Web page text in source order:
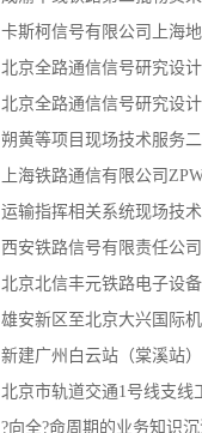
卡斯柯信号有限公司上海
北京全路通信信号研究设
北京全路通信信号研究设
朔黄等项目现场技术服务
上海铁路通信有限公司
运输指挥相关系统现场技
西安铁路信号有限责任公
北京北信丰元铁路电子设
雄安新区至北京大兴国际
新建广州白云站（棠溪站
北京市轨道交通1号线支
?向全?命周期的业务知识